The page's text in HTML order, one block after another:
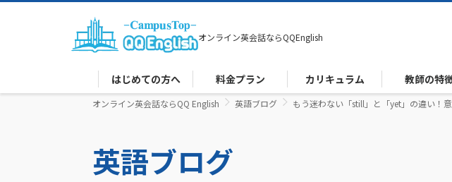
オンライン英会話ならQQEnglish
はじめての方へ 料金プラン カリキュラム 教師の特
オンライン英会話ならQQ English 英語ブログ もう迷わない「still」と「yet」の違い！
英語ブログ